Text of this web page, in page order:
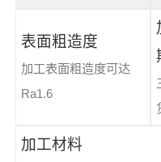
表面粗造度
加工表面粗造度可达
Ra1.6
加工材料